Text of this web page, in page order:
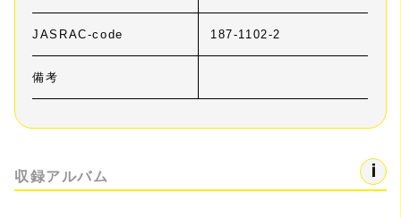
JASRAC-code 187-1102-2
備考
収録アルバム